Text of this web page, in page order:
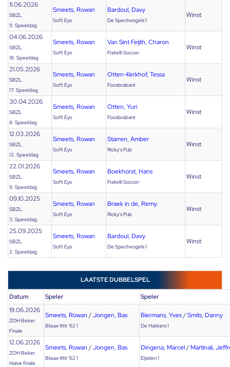
11.06.2026
SBZL
11. Speeldag
Smeets, Rowan
Soft Eys
Bardoul, Davy
De Spechvogels 1
Winst
04.06.2026
SBZL
18. Speeldag
Smeets, Rowan
Soft Eys
Van Sint Feijth, Charon
Fratelli Soccer
Winst
21.05.2026
SBZL
17. Speeldag
Smeets, Rowan
Soft Eys
Otten-Kerkhof, Tessa
Foosbrabant
Winst
30.04.2026
SBZL
8. Speeldag
Smeets, Rowan
Soft Eys
Otten, Yuri
Foosbrabant
Winst
12.03.2026
SBZL
12. Speeldag
Smeets, Rowan
Soft Eys
Starren, Amber
Ricky's Pub
Winst
22.01.2026
SBZL
9. Speeldag
Smeets, Rowan
Soft Eys
Boekhorst, Hans
Fratelli Soccer
Winst
09.10.2025
SBZL
3. Speeldag
Smeets, Rowan
Soft Eys
Braek in de, Remy
Ricky's Pub
Winst
25.09.2025
SBZL
2. Speeldag
Smeets, Rowan
Soft Eys
Bardoul, Davy
De Spechvogels 1
Winst
LAATSTE DUBBELSPEL
Datum Speler
Speler
19.06.2026
ZOH Beker
Finale
Smeets, Rowan /Jongen, Bas
Blauw Wit '62 1
Biermans, Yves/Smits, Danny
De Hakkers 1
12.06.2026
ZOH Beker
Halve finale
Smeets, Rowan /Jongen, Bas
Blauw Wit '62 1
Dingena, Marcel/ Martinali,
Eijsden 1